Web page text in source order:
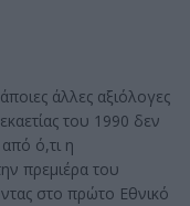
άλλες αξιόλογες
του 1990 δεν
ό,τι η
πρεμιέρα του
στο πρώτο Εθνικό